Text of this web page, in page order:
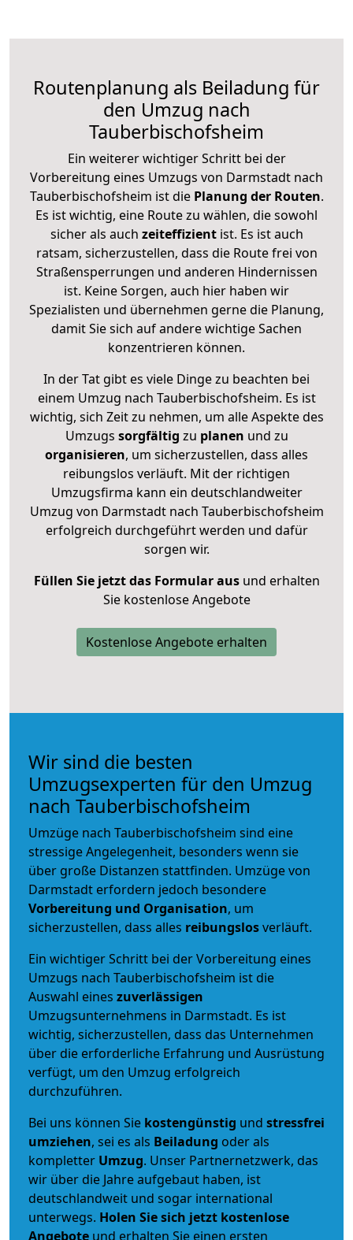
Routenplanung als Beiladung für
den Umzug nach
Tauberbischofsheim
Ein weiterer wichtiger Schritt bei der
Vorbereitung eines Umzugs von Darmstadt nach
Tauberbischofsheim ist diePlanung der Routen.
Es ist wichtig, eine Route zu wählen, die sowohl
sicher als auch zeiteffizientist. Es ist auch
ratsam, sicherzustellen, dass die Route frei von
Straßensperrungen und anderen Hindernissen
ist. Keine Sorgen, auch hier haben wir
Spezialisten und übernehmen gerne die Planung,
damit Sie sich auf andere wichtige Sachen
konzentrieren können.
In der Tat gibt es viele Dinge zu beachten bei
einem Umzug nach Tauberbischofsheim. Es ist
wichtig, sich Zeit zu nehmen, um alle Aspekte des
Umzugs sorgfältig zu planen und zu
organisieren, um sicherzustellen, dass alles
reibungslos verläuft. Mit der richtigen
Umzugsfirma kann ein deutschlandweiter
Umzug von Darmstadt nach Tauberbischofsheim
erfolgreich durchgeführt werden und dafür
sorgen wir.
Füllen Sie jetzt das Formular ausund erhalten
Sie kostenlose Angebote
Kostenlose Angebote erhalten
Wir sind die besten
Umzugsexperten für den Umzug
nach Tauberbischofsheim
Umzüge nach Tauberbischofsheim sind eine
stressige Angelegenheit, besonders wenn sie
über große Distanzen stattfinden. Umzüge von
Darmstadt erfordern jedoch besondere
Vorbereitung und Organisation, um
sicherzustellen, dass alles reibungslosverläuft.
Ein wichtiger Schritt bei der Vorbereitung eines
Umzugs nach Tauberbischofsheim ist die
Auswahl eines zuverlässigen
Umzugsunternehmens in Darmstadt. Es ist
wichtig, sicherzustellen, dass das Unternehmen
über die erforderliche Erfahrung und Ausrüstung
verfügt, um den Umzug erfolgreich
durchzuführen.
Bei uns können Sie kostengünstig und stressfrei
umziehen, sei es als Beiladung oder als
kompletter Umzug. Unser Partnernetzwerk, das
wir über die Jahre aufgebaut haben, ist
deutschlandweit und sogar international
unterwegs. Holen Sie sich jetzt kostenlose
Angebote und erhalten Sie einen ersten